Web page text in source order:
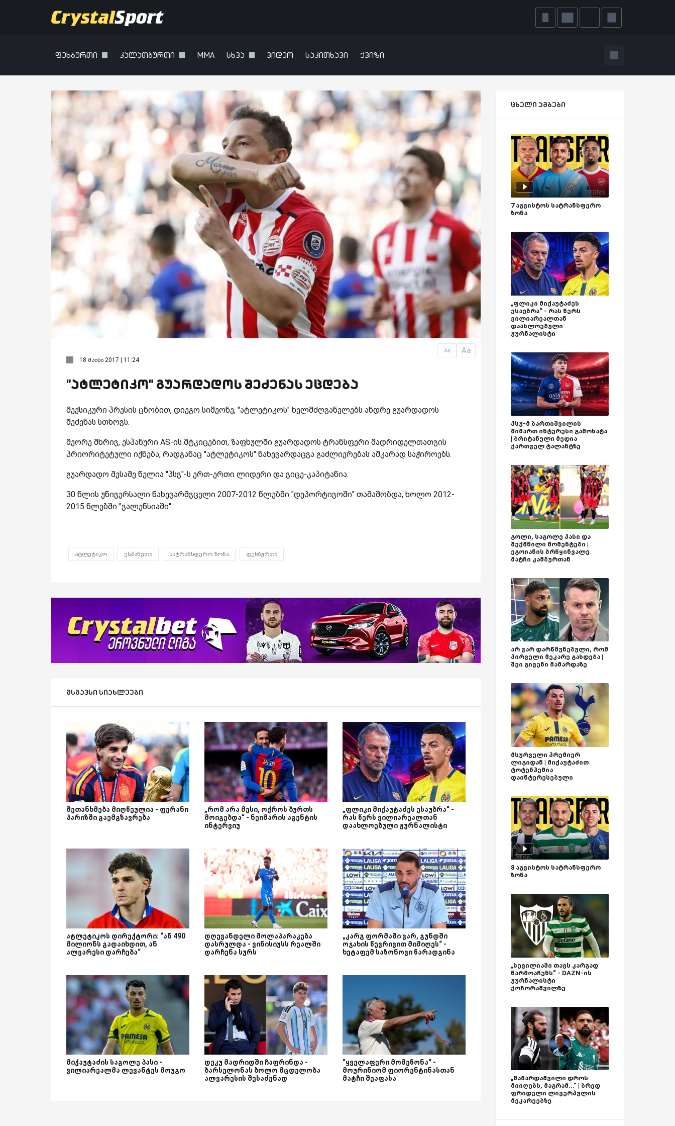
ფეხბურთი კალათბურთი MMA სხვა ვიდეო საკითხავი ქვიზი
Aa Aa
18 მაისი 2017 | 11:24
"ატლეტიკო" გუარდადოს შეძენას ეცდება
მექსიკური პრესის ცნობით, დიეგო სიმეონე, "ატლეტიკოს" ხელმძღვანელებს ანდრე გუარდადოს
შეძენას სთხოვს.
მეორე მხრივ, ესპანური AS-ის მტკიცებით, ზაფხულში გუარდადოს ტრანსფერი მადრიდელთათვის
პრიორიტეტული იქნება, რადგანაც "ატლეტიკოს" ნახევარდაცვა გაძლიერებას აშკარად საჭიროებს.
გუარდადო მესამე წელია "პსვ"-ს ერთ-ერთი ლიდერი და ვიცე-კაპიტანია.
30 წლის უნივერსალი ნახევარმვცელი 2007-2012 წლებში "დეპორტივოში" თამაშობდა, ხოლო 2012-
2015 წლებში "ვალენსიაში".
ატლეტიკო ესპანეთი სატრანსფერო ზონა ფეხბურთი
მსგავსი სიახლეები
შეთანხმება მიღწეულია - ფერანი
პარიზში გაემგზავრება
„რომ არა მესი, ოქროს ბურთს
მოიგებდა“ - ნეიმარის აგენტის
ინტერვიუ
„ფლიკი მიქაუტაძეს ესაუბრა“ -
რას წერს ვილიარეალთან
დაახლოებული ჟურნალისტი
ატლეტიკოს დირექტორი: “ან 490
მილიონს გადაიხდით, ან
ალვარესი დარჩება“
დღევანდელი მოლაპარაკება
დასრულდა - ვინისიუსს რეალში
დარჩენა სურს
„კარგ ფორმაში ვარ, გუნდში
ოჯახის წევრივით მიმიღეს“ -
ხეტაფემ საზონოვი წარადგინა
მიქაუტაძის საგოლე პასი -
ვილიარეალმა ლევანტეს მოუგო
დეკუ მადრიდში ჩაფრინდა -
ბარსელონას ბოლო მცდელობა
ალვარესის შესაძენად
“ყველაფერი მომეწონა“ -
მოურინიომ ფიორენტინასთან
მატჩი შეაფასა
ცხელი ამბები
7 აგვისტოს სატრანსფერო
ზონა
„ფლიკი მიქაუტაძეს
ესაუბრა“ - რას წერს
ვილიარეალთან
დაახლოებული
ჟურნალისტი
პსჟ-მ ბართიშვილის
მიმართ ინტერესი გამოხატა
| ბრიტანული მედია
ქართველ ტალანტზე
გოლი, საგოლე პასი და
შექმნილი მომენტები |
ეგოიანის ბრწყინვალე
მატჩი კამბურთან
არ ვარ დარწმუნებული, რომ
პირველი მეკარე გახდება |
შეი გივენი მამარდაზე
მსურველი პრემიერ
ლიგიდან | მიქაუტაძით
ტოტენჰემია
დაინტერესებული
8 აგვისტოს სატრანსფერო
ზონა
„სევილიაში თავს კარგად
წარმოაჩენს“ - DAZN-ის
ჟურნალისტი
ქოჩორაშვილზე
„მამარდაშვილი დროს
მიიღებს, მაგრამ...“ | ბრედ
ფრიდელი ლივერპულის
მეკარეებზე